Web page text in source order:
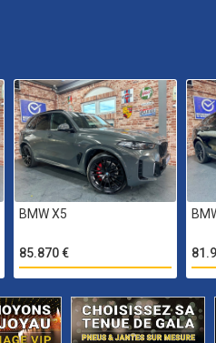
BMW X5
85.870 €